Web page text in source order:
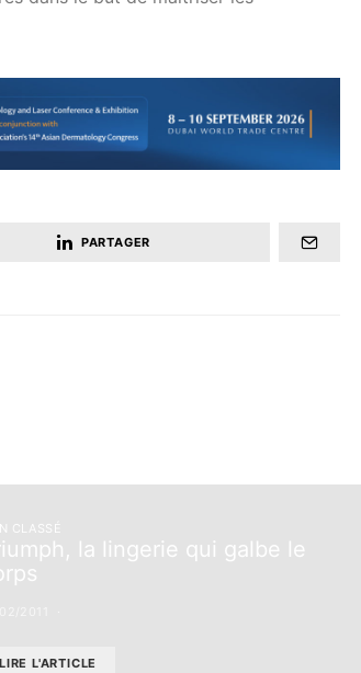
PARTAGER
CLASSÉ
la lingerie qui galbe le
LIRE L'ARTICLE